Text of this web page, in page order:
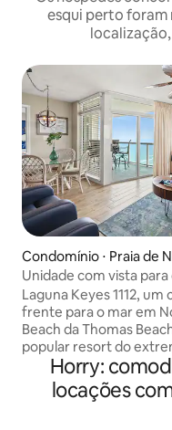
esqui perto foram
Condomínio ⋅ Praia de
Unidade com vista
variedade de recursos
Laguna Keyes 1112,
frente para o mar em
Beach da Thomas
popular resort do
condomínios
maravilhoso pacote de
para atividades
Horry:
locações